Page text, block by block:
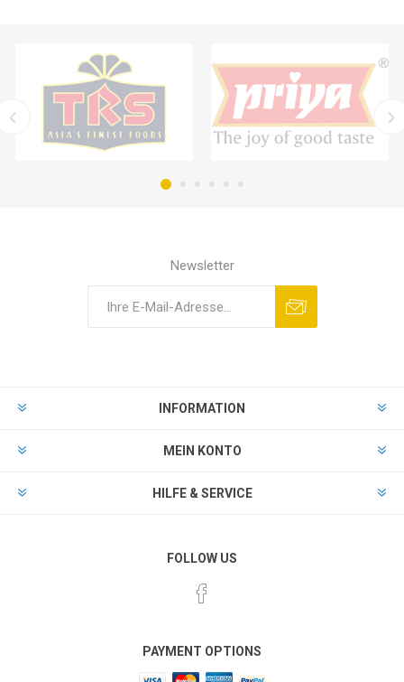
Newsletter
INFORMATION
MEIN KONTO
HILFE & SERVICE
FOLLOW US
PAYMENT OPTIONS